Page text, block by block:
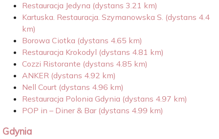
Restauracja Jedyna (dystans 3.21 km)
Kartuska. Restauracja. Szymanowska S. (dystans 4.4
km)
Borowa Ciotka (dystans 4.65 km)
Restauracja Krokodyl (dystans 4.81 km)
Cozzi Ristorante (dystans 4.85 km)
ANKER (dystans 4.92 km)
Nell Court (dystans 4.96 km)
Restauracja Polonia Gdynia (dystans 4.97 km)
POP in – Diner & Bar (dystans 4.99 km)
Gdynia